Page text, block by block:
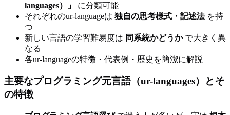
languages）」
に分類可能
それぞれのur-languageは 独自の思考様式・記述法を持
つ
新しい言語の学習難易度は 同系統かどうかで大きく異
なる
各ur-languageの特徴・代表例・歴史を簡潔に解説
主要なプログラミング元言語（ur-languages）とそ
の特徴